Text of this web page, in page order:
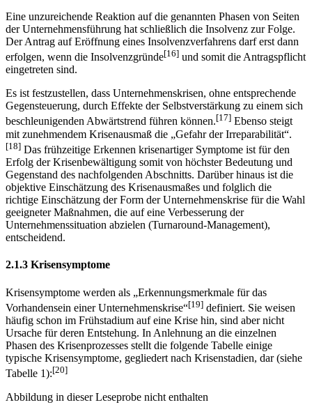
Eine unzureichende Reaktion auf die genannten Phasen von Seiten
der Unternehmens­führung hat schließlich die Insolvenz zur Folge.
Der Antrag auf Eröffnung eines Insolvenz­verfahrens darf erst dann
erfolgen, wenn die Insolvenzgründe[16] und somit die Antragspflicht
eingetreten sind.
Es ist festzustellen, dass Unternehmenskrisen, ohne entsprechende
Gegensteuerung, durch Effekte der Selbst­verstärkung zu einem sich
beschleunigenden Abwärtstrend führen können.[17] Ebenso steigt
mit zunehmendem Krisenausmaß die „Gefahr der Irreparabilität“.
[18] Das früh­zeitige Erkennen krisenartiger Symptome ist für den
Erfolg der Krisenbewältigung somit von höchster Bedeutung und
Gegenstand des nachfolgenden Abschnitts. Darüber hinaus ist die
objektive Ein­schätzung des Krisenausmaßes und folglich die
richtige Einschätzung der Form der Unternehmenskrise für die Wahl
geeigneter Maßnahmen, die auf eine Verbesserung der
Unternehmenssituation abzielen (Turnaround-Management),
entscheidend.
2.1.3 Krisensymptome
Krisensymptome werden als „Erkennungsmerkmale für das
Vorhandensein einer Unternehmens­krise“[19] definiert. Sie weisen
häufig schon im Frühstadium auf eine Krise hin, sind aber nicht
Ursache für deren Entstehung. In Anlehnung an die einzelnen
Phasen des Krisen­prozesses stellt die folgende Tabelle einige
typische Krisensymptome, gegliedert nach Krisen­stadien, dar (siehe
Tabelle 1):[20]
Abbildung in dieser Leseprobe nicht enthalten